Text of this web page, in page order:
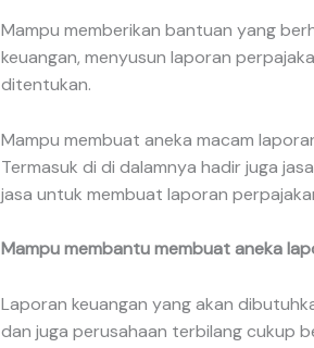
Mampu memberikan bantuan yang
keuangan, menyusun laporan
ditentukan.
Mampu membuat aneka macam
Termasuk di di dalamnya hadir juga
jasa untuk membuat laporan
Mampu membantu membuat aneka
Laporan keuangan yang akan
dan juga perusahaan terbilang cukup